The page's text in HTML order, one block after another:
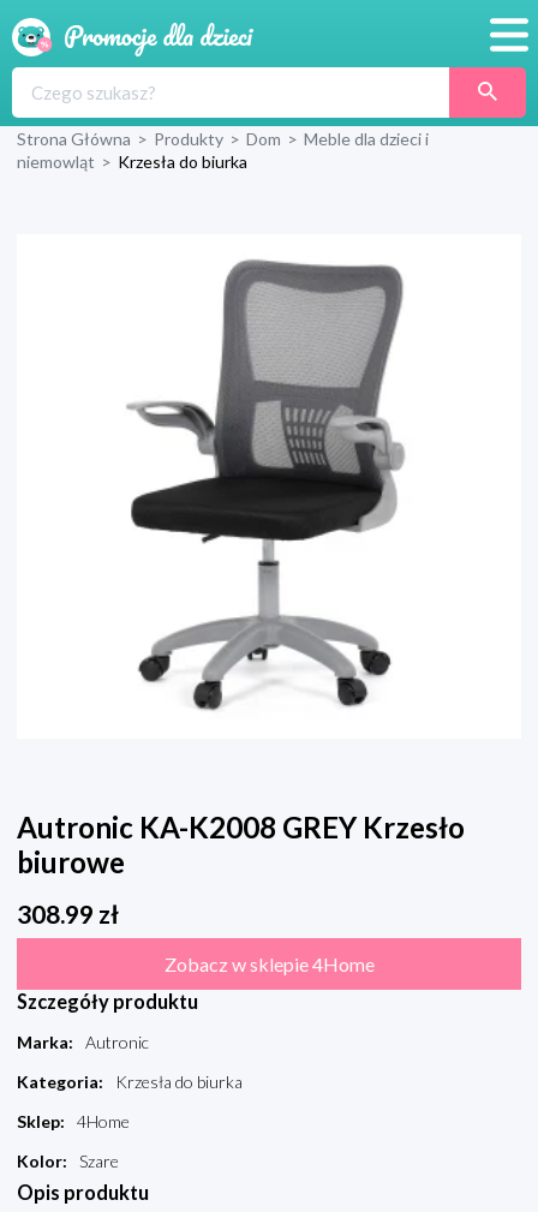
Produkty
Blog
Strona Główna > Produkty > Dom > Meble dla dzieci i
niemowląt > Krzesła do biurka
Autronic KA-K2008 GREY Krzesło
biurowe
308.99 zł
Zobacz w sklepie 4Home
Szczegóły produktu
Marka:
Autronic
Kategoria:
Krzesła do biurka
Sklep:
4Home
Kolor: Szare
Opis produktu